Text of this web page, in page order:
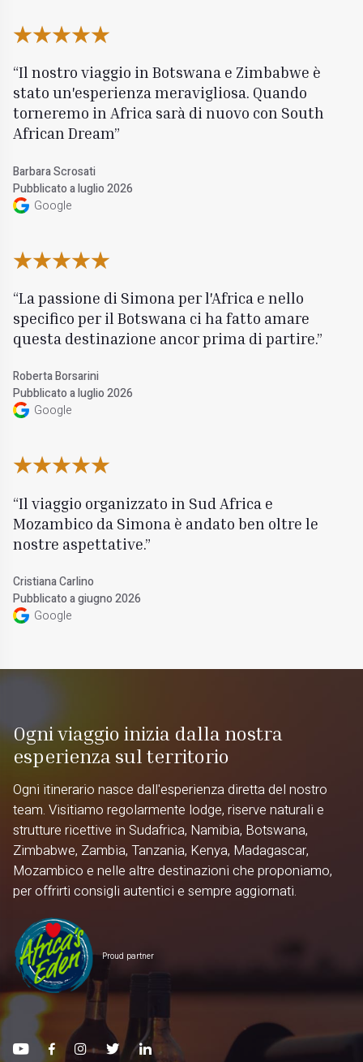
Il nostro viaggio in Botswana e Zimbabwe è
stato un'esperienza meravigliosa. Quando
torneremo in Africa sarà di nuovo con South
African Dream
Barbara Scrosati
Pubblicato a luglio 2026
Google
La passione di Simona per l'Africa e nello
specifico per il Botswana ci ha fatto amare
questa destinazione ancor prima di partire.
Roberta Borsarini
Pubblicato a luglio 2026
Google
Il viaggio organizzato in Sud Africa e
Mozambico da Simona è andato ben oltre le
nostre aspettative.
Cristiana Carlino
Pubblicato a giugno 2026
Google
Ogni viaggio inizia dalla nostra
esperienza sul territorio
Ogni itinerario nasce dall'esperienza diretta del nostro
team. Visitiamo regolarmente lodge, riserve naturali e
strutture ricettive in Sudafrica, Namibia, Botswana,
Zimbabwe, Zambia, Tanzania, Kenya, Madagascar,
Mozambico e nelle altre destinazioni che proponiamo,
per offrirti consigli autentici e sempre aggiornati.
Proud partner